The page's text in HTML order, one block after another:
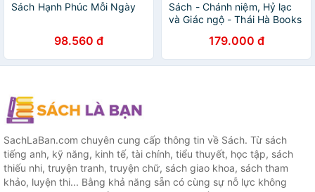
Sách Hạnh Phúc Mỗi Ngày
98.560 đ
Sách - Chánh niệm, Hỷ lạc
và Giác ngộ - Thái Hà Books
179.000 đ
SachLaBan.com chuyên cung cấp thông tin về Sách. Từ sách
tiếng anh, kỹ năng, kinh tế, tài chính, tiểu thuyết, học tập, sách
thiếu nhi, truyện tranh, truyện chữ, sách giao khoa, sách tham
khảo, luyện thi... Bằng khả năng sẵn có cùng sự nỗ lực không